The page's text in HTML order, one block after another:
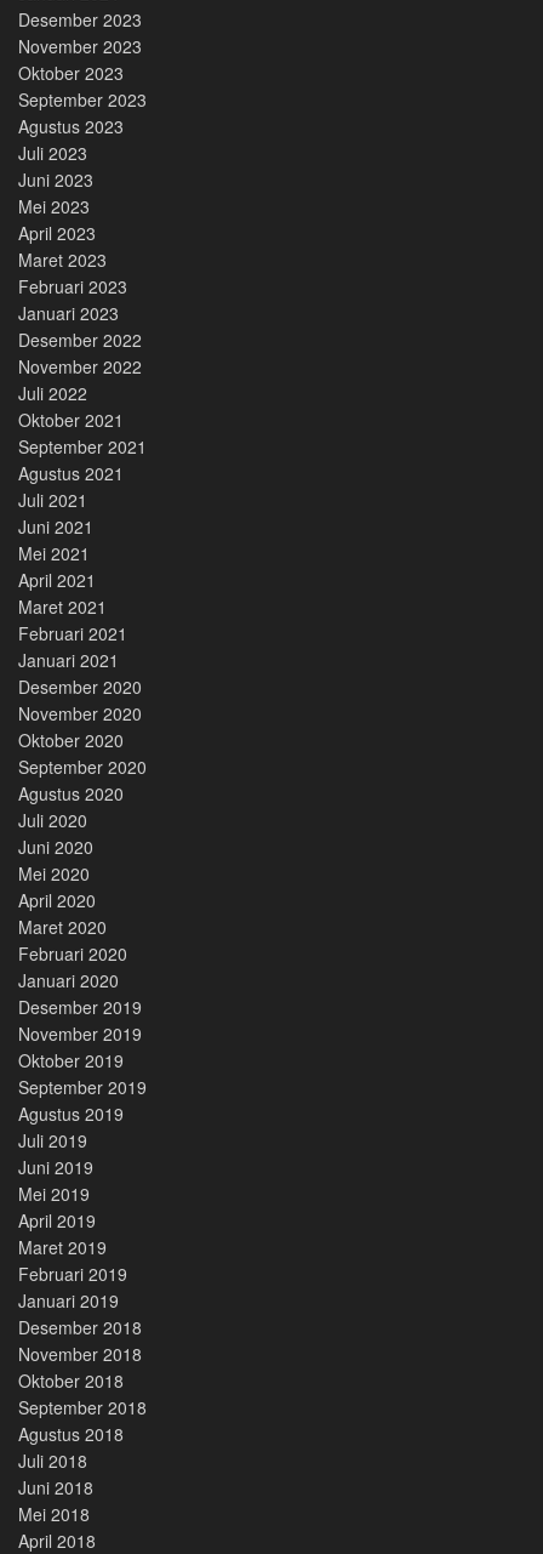
Desember 2023
November 2023
Oktober 2023
September 2023
Agustus 2023
Juli 2023
Juni 2023
Mei 2023
April 2023
Maret 2023
Februari 2023
Januari 2023
Desember 2022
November 2022
Juli 2022
Oktober 2021
September 2021
Agustus 2021
Juli 2021
Juni 2021
Mei 2021
April 2021
Maret 2021
Februari 2021
Januari 2021
Desember 2020
November 2020
Oktober 2020
September 2020
Agustus 2020
Juli 2020
Juni 2020
Mei 2020
April 2020
Maret 2020
Februari 2020
Januari 2020
Desember 2019
November 2019
Oktober 2019
September 2019
Agustus 2019
Juli 2019
Juni 2019
Mei 2019
April 2019
Maret 2019
Februari 2019
Januari 2019
Desember 2018
November 2018
Oktober 2018
September 2018
Agustus 2018
Juli 2018
Juni 2018
Mei 2018
April 2018